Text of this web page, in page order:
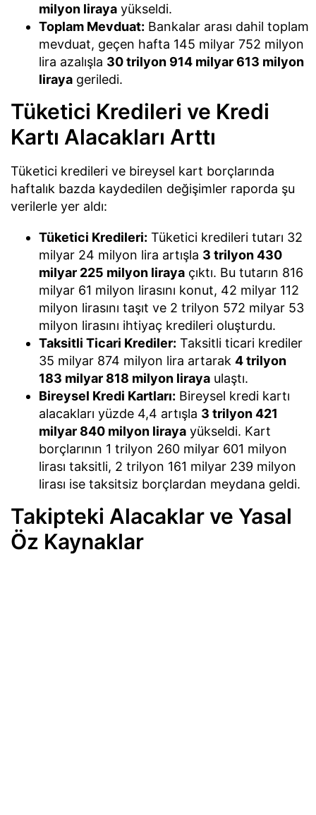
milyon liraya yükseldi.
Toplam Mevduat: Bankalar arası dahil toplam
mevduat, geçen hafta 145 milyar 752 milyon
lira azalışla 30 trilyon 914 milyar 613 milyon
liraya geriledi.
Tüketici Kredileri ve Kredi
Kartı Alacakları Arttı
Tüketici kredileri ve bireysel kart borçlarında
haftalık bazda kaydedilen değişimler raporda şu
verilerle yer aldı:
Tüketici Kredileri: Tüketici kredileri tutarı 32
milyar 24 milyon lira artışla 3 trilyon 430
milyar 225 milyon liraya çıktı. Bu tutarın 816
milyar 61 milyon lirasını konut, 42 milyar 112
milyon lirasını taşıt ve 2 trilyon 572 milyar 53
milyon lirasını ihtiyaç kredileri oluşturdu.
Taksitli Ticari Krediler: Taksitli ticari krediler
35 milyar 874 milyon lira artarak 4 trilyon
183 milyar 818 milyon liraya ulaştı.
Bireysel Kredi Kartları: Bireysel kredi kartı
alacakları yüzde 4,4 artışla 3 trilyon 421
milyar 840 milyon liraya yükseldi. Kart
borçlarının 1 trilyon 260 milyar 601 milyon
lirası taksitli, 2 trilyon 161 milyar 239 milyon
lirası ise taksitsiz borçlardan meydana geldi.
Takipteki Alacaklar ve Yasal
Öz Kaynaklar